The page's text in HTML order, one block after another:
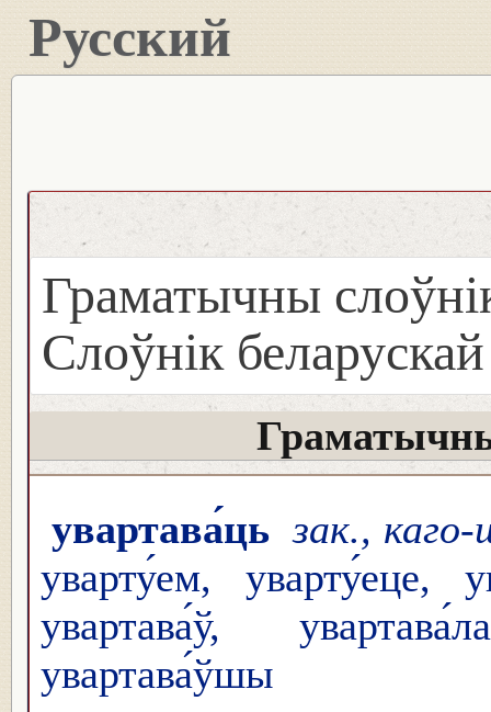
Русский
Граматычны
Слоўнік
увартава́ць зак.,
уварту́ем, уварту́еце,
увартава́ў,
увартава́ўшы